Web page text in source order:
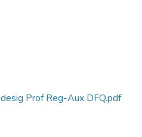
Prof Reg-Aux DFQ.pdf